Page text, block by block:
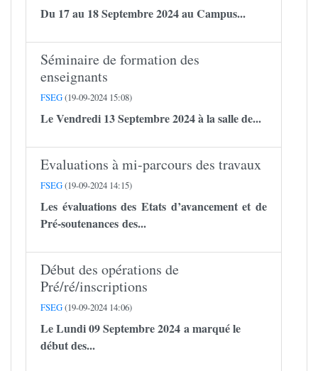
Du 17 au 18 Septembre 2024 au Campus...
Séminaire de formation des
enseignants
FSEG(19-09-2024 15:08)
Le Vendredi 13 Septembre 2024 à la salle de...
Evaluations à mi-parcours des travaux
FSEG(19-09-2024 14:15)
Les évaluations des Etats d’avancement et de
Pré-soutenances des...
Début des opérations de
Pré/ré/inscriptions
FSEG(19-09-2024 14:06)
Le Lundi 09 Septembre 2024 a marqué le
début des...